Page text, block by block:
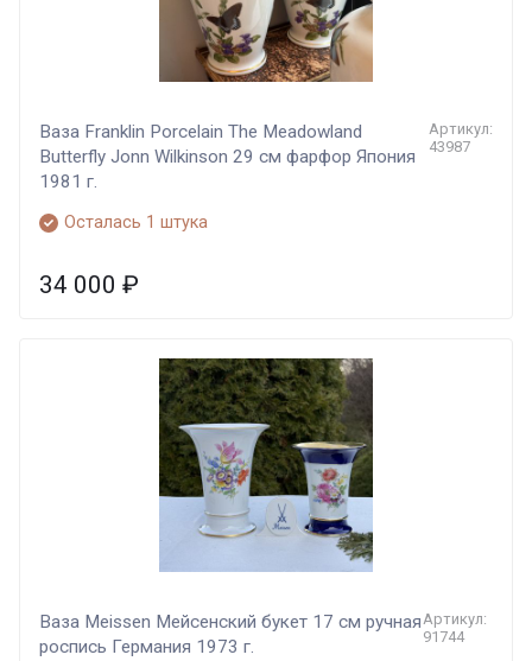
Ваза Franklin Porcelain The Meadowland
Butterfly Jonn Wilkinson 29 см фарфор Япония
1981 г.
Артикул:
43987
Осталась 1 штука
34 000 ₽
Ваза Meissen Мейсенский букет 17 см ручная
роспись Германия 1973 г.
Артикул:
91744